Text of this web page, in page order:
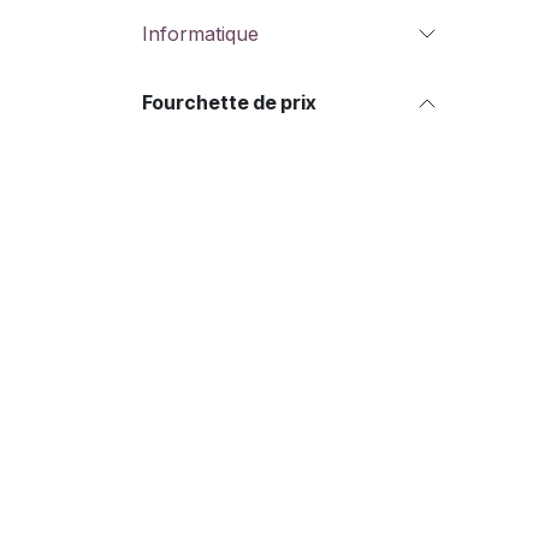
Informatique
Fourchette de prix